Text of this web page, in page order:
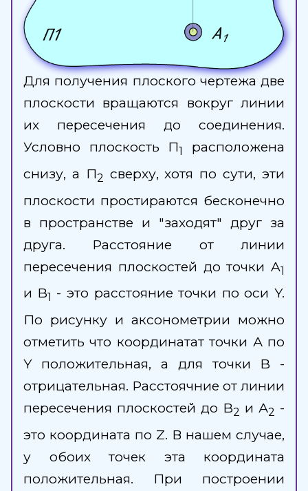
Для получения плоского чертежа две
плоскости вращаются вокруг линии
их пересечения до соединения.
Условно плоскость П1
расположена
снизу, а П2 сверху, хотя по сути, эти
плоскости простираются бесконечно
в пространстве и "заходят" друг за
друга. Расстояние от линии
пересечения плоскостей до точки A1
и B1 - это расстояние точки по оси Y.
По рисунку и аксонометрии можно
отметить что координатат точки А по
Y положительная, а для точки B -
отрицательная. Расстоячние от линии
пересечения плоскостей до B2 и А2 -
это координата по Z. В нашем случае,
у обоих точек эта координата
положительная. При построении